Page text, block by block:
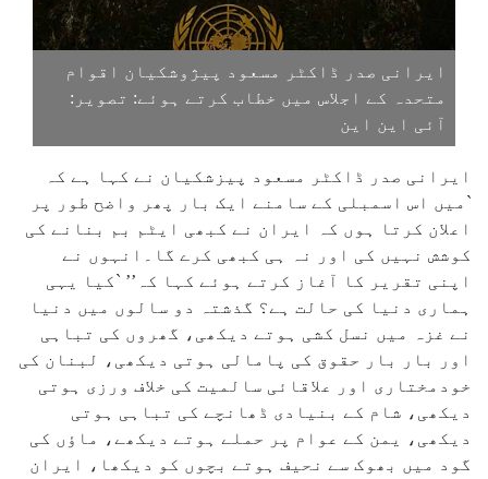
ایرانی صدر ڈاکٹر مسعود پیژوشکیان اقوام
متحدہ کے اجلاس میں خطاب کرتے ہوئے: تصویر:
آئی این این
ایرانی صدر ڈاکٹر مسعود پیزشکیان نے کہا ہے کہ
`میں اس اسمبلی کے سامنے ایک بار پھر واضح طور پر
اعلان کرتا ہوں کہ ایران نے کبھی ایٹم بم بنانے کی
کوشش نہیں کی اور نہ ہی کبھی کرے گا۔انہوں نے
اپنی تقریر کا آغاز کرتے ہوئے کہا کہ’’ `کیا یہی
ہماری دنیا کی حالت ہے؟ گذشتہ دو سالوں میں دنیا
نے غزہ میں نسل کشی ہوتے دیکھی، گھروں کی تباہی
اور بار بار حقوق کی پامالی ہوتی دیکھی، لبنان کی
خودمختاری اور علاقائی سالمیت کی خلاف ورزی ہوتی
دیکھی، شام کے بنیادی ڈھانچے کی تباہی ہوتی
دیکھی، یمن کے عوام پر حملے ہوتے دیکھے، ماؤں کی
گود میں بھوک سے نحیف ہوتے بچوں کو دیکھا، ایران